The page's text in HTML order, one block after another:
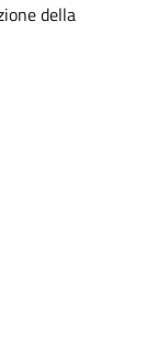
della